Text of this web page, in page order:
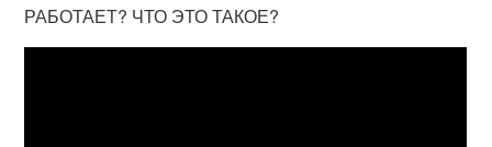
РАБОТАЕТ? ЧТО ЭТО ТАКОЕ?